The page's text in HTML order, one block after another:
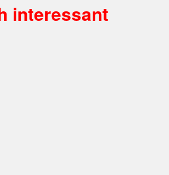
interessant